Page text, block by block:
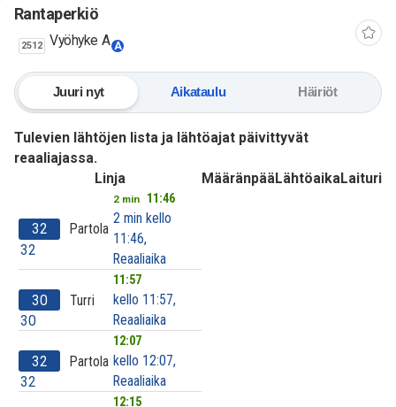
Rantaperkiö
2512 Vyöhyke A A
Juuri nyt Aikataulu Häiriöt
Tulevien lähtöjen lista ja lähtöajat päivittyvät
reaaliajassa.
Linja
MääränpääLähtöaikaLaituri
32
32
Partola
2 min 11:46
2 min kello
11:46,
Reaaliaika
30
30
Turri
11:57
kello 11:57,
Reaaliaika
32
32
Partola
12:07
kello 12:07,
Reaaliaika
12:15